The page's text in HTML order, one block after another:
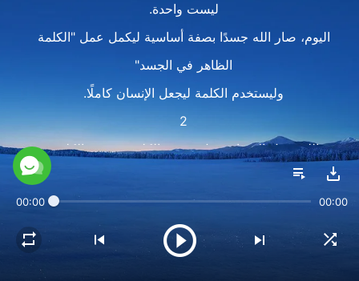
ليست واحدة.
اليوم، صار الله جسدًا بصفة أساسية ليكمل عمل "الكلمة
الظاهر في الجسد"
وليستخدم الكلمة ليجعل الإنسان كاملًا.
2
الله يجعل الإنسان يقبل تهذيب الكلمة، وتنقية الكلمة.
في كلامه، يتسبب في أن تربح إمدادًا وحياة،
ويتسبب في أن ترى عمله وأفعاله.
يستخدم الله الكلمة ليوبخّك وينقّيك،
ولذلك، حتى إن عانيت الألم، فهذا أيضًا بسبب كلمة الله.
00:00 00:00